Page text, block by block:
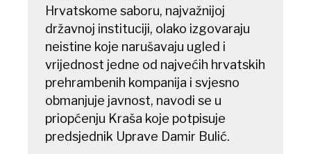
Hrvatskome saboru, najvažnijoj
državnoj instituciji, olako izgovaraju
neistine koje narušavaju ugled i
vrijednost jedne od najvećih hrvatskih
prehrambenih kompanija i svjesno
obmanjuje javnost, navodi se u
priopćenju Kraša koje potpisuje
predsjednik Uprave Damir Bulić.